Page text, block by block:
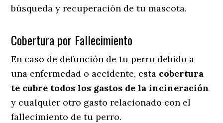
búsqueda y recuperación de tu mascota.
Cobertura por Fallecimiento
En caso de defunción de tu perro debido a
una enfermedad o accidente, esta cobertura
te cubre todos los gastos de la incineración
y cualquier otro gasto relacionado con el
fallecimiento de tu perro.